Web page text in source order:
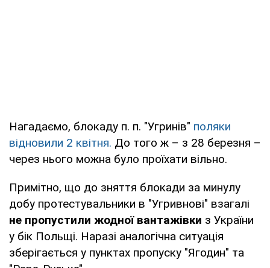
Нагадаємо, блокаду п. п. "Угринів" поляки
відновили 2 квітня. До того ж – з 28 березня –
через нього можна було проїхати вільно.
Примітно, що до зняття блокади за минулу
добу протестувальники в "Угривнові" взагалі
не пропустили жодної вантажівки з України
у бік Польщі. Наразі аналогічна ситуація
зберігається у пунктах пропуску "Ягодин" та